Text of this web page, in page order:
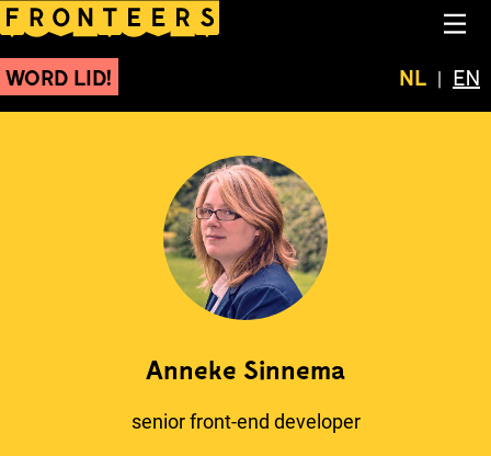
Anneke Sinnema
WORD LID! Huidige
NL EN
Anneke Sinnema
senior front-end developer